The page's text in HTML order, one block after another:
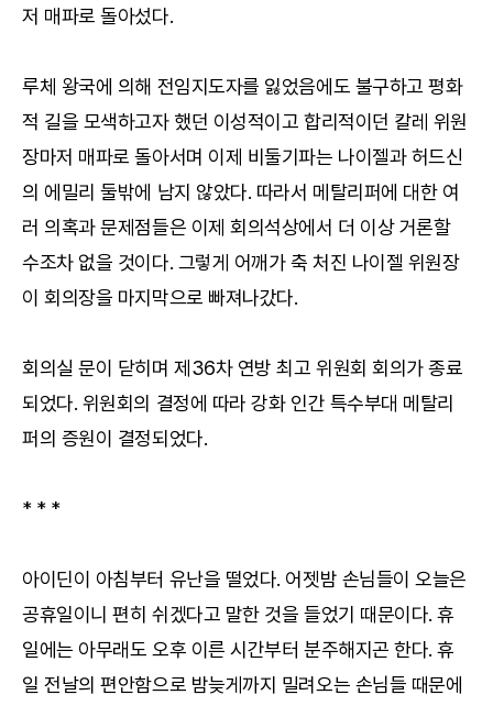
저 매파로 돌아섰다.
루체 왕국에 의해 전임지도자를 잃었음에도 불구하고 평화
적 길을 모색하고자 했던 이성적이고 합리적이던 칼레 위원
장마저 매파로 돌아서며 이제 비둘기파는 나이젤과 허드신
의 에밀리 둘밖에 남지 않았다. 따라서 메탈리퍼에 대한 여
러 의혹과 문제점들은 이제 회의석상에서 더 이상 거론할
수조차 없을 것이다. 그렇게 어깨가 축 처진 나이젤 위원장
이 회의장을 마지막으로 빠져나갔다.
회의실 문이 닫히며 제36차 연방 최고 위원회 회의가 종료
되었다. 위원회의 결정에 따라 강화 인간 특수부대 메탈리
퍼의 증원이 결정되었다.
* * *
아이딘이 아침부터 유난을 떨었다. 어젯밤 손님들이 오늘은
공휴일이니 편히 쉬겠다고 말한 것을 들었기 때문이다. 휴
일에는 아무래도 오후 이른 시간부터 분주해지곤 한다. 휴
일 전날의 편안함으로 밤늦게까지 밀려오는 손님들 때문에